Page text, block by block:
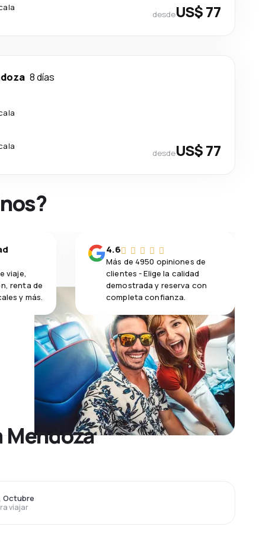
desdeUS$ 77
8 días
desdeUS$ 77
viaje,
renta de
y más.
4.6
Más de 4950 opiniones de
clientes - Elige la calidad
demostrada y reserva con
completa confianza.
Mendoza
viajar
Octubre